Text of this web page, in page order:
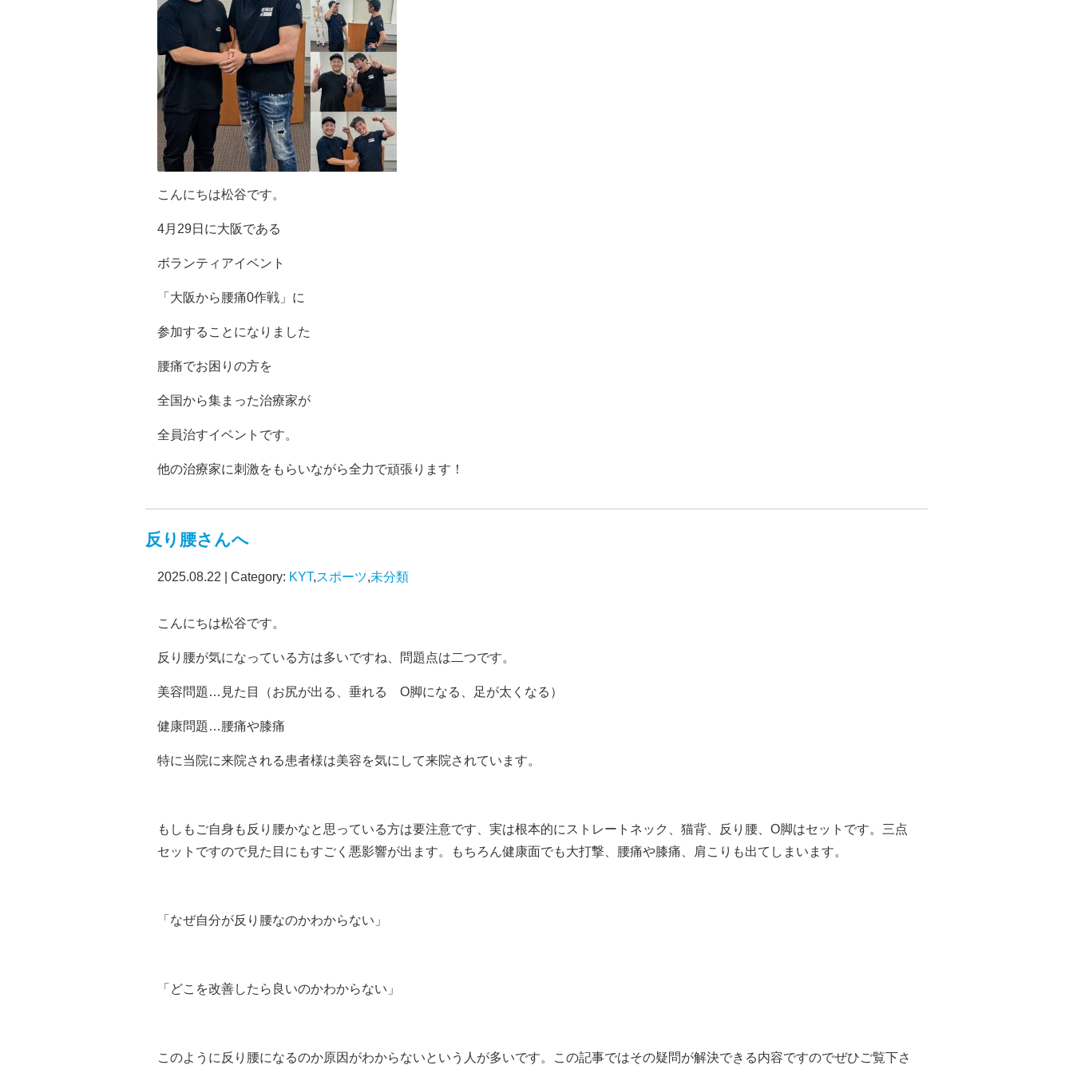
こんにちは松谷です。
4月29日に大阪である
ボランティアイベント
「大阪から腰痛0作戦」に
参加することになりました
腰痛でお困りの方を
全国から集まった治療家が
全員治すイベントです。
他の治療家に刺激をもらいながら全力で頑張ります！
反り腰さんへ
2025.08.22 | Category: KYT,スポーツ,未分類
こんにちは松谷です。
反り腰が気になっている方は多いですね、問題点は二つです。
美容問題…見た目（お尻が出る、垂れる O脚になる、足が太くなる）
健康問題…腰痛や膝痛
特に当院に来院される患者様は美容を気にして来院されています。
もしもご自身も反り腰かなと思っている方は要注意です、実は根本的にストレートネック、猫背、反り腰、O脚はセットです。三点
セットですので見た目にもすごく悪影響が出ます。もちろん健康面でも大打撃、腰痛や膝痛、肩こりも出てしまいます。
「なぜ自分が反り腰なのかわからない」
「どこを改善したら良いのかわからない」
このように反り腰になるのか原因がわからないという人が多いです。この記事ではその疑問が解決できる内容ですのでぜひご覧下さ